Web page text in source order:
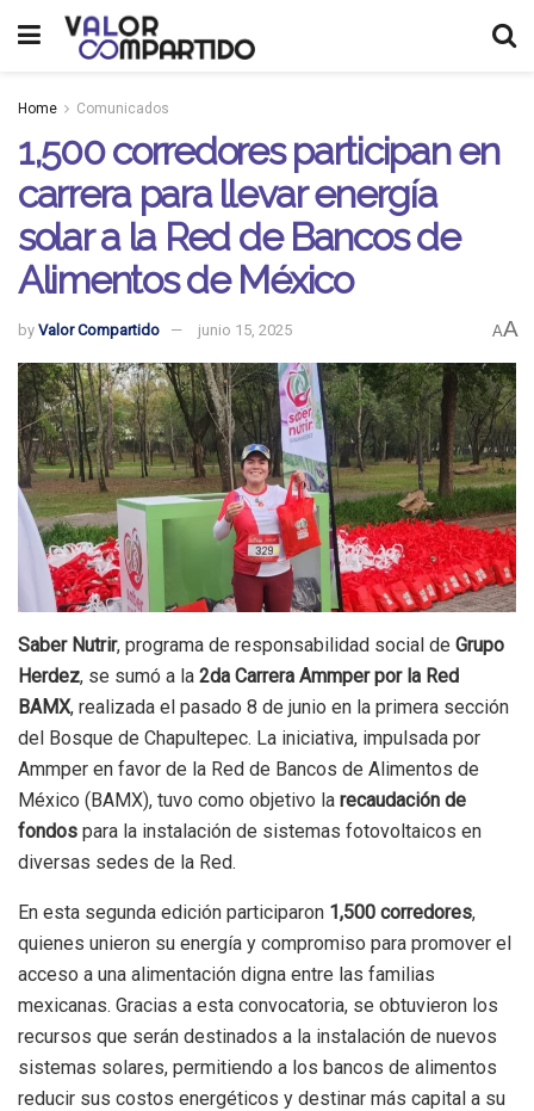
Home Comunicados
1,500 corredores participan en
carrera para llevar energía
solar a la Red de Bancos de
Alimentos de México
by Valor Compartido junio 15, 2025 AA
Saber Nutrir, programa de responsabilidad social de Grupo
Herdez, se sumó a la 2da Carrera Ammper por la Red
BAMX, realizada el pasado 8 de junio en la primera sección
del Bosque de Chapultepec. La iniciativa, impulsada por
Ammper en favor de la Red de Bancos de Alimentos de
México (BAMX), tuvo como objetivo la recaudación de
fondos para la instalación de sistemas fotovoltaicos en
diversas sedes de la Red.
En esta segunda edición participaron 1,500 corredores,
quienes unieron su energía y compromiso para promover el
acceso a una alimentación digna entre las familias
mexicanas. Gracias a esta convocatoria, se obtuvieron los
recursos que serán destinados a la instalación de nuevos
sistemas solares, permitiendo a los bancos de alimentos
reducir sus costos energéticos y destinar más capital a su